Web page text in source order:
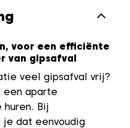
voor een efficiënte
van gipsafval
veel gipsafval vrij?
een aparte
huren. Bij
dat eenvoudig